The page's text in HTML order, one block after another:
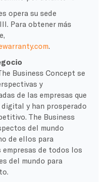
opera su sede
Para obtener más
Business Concept se
y
de las empresas que
y han prosperado
The Business
del mundo
de ellos para
empresas de todos los
del mundo para